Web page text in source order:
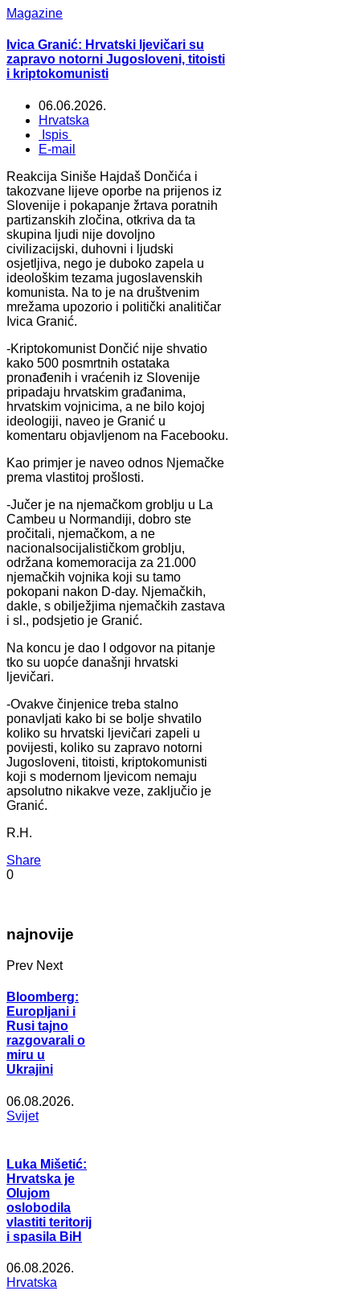
Magazine
Ivica Granić: Hrvatski ljevičari su
zapravo notorni Jugosloveni, titoisti
i kriptokomunisti
06.06.2026.
Hrvatska
Ispis
E-mail
Reakcija Siniše Hajdaš Dončića i
takozvane lijeve oporbe na prijenos iz
Slovenije i pokapanje žrtava poratnih
partizanskih zločina, otkriva da ta
skupina ljudi nije dovoljno
civilizacijski, duhovni i ljudski
osjetljiva, nego je duboko zapela u
ideološkim tezama jugoslavenskih
komunista. Na to je na društvenim
mrežama upozorio i politički analitičar
Ivica Granić.
-Kriptokomunist Dončić nije shvatio
kako 500 posmrtnih ostataka
pronađenih i vraćenih iz Slovenije
pripadaju hrvatskim građanima,
hrvatskim vojnicima, a ne bilo kojoj
ideologiji, naveo je Granić u
komentaru objavljenom na Facebooku.
Kao primjer je naveo odnos Njemačke
prema vlastitoj prošlosti.
-Jučer je na njemačkom groblju u La
Cambeu u Normandiji, dobro ste
pročitali, njemačkom, a ne
nacionalsocijalističkom groblju,
održana komemoracija za 21.000
njemačkih vojnika koji su tamo
pokopani nakon D-day. Njemačkih,
dakle, s obilježjima njemačkih zastava
i sl., podsjetio je Granić.
Na koncu je dao I odgovor na pitanje
tko su uopće današnji hrvatski
ljevičari.
-Ovakve činjenice treba stalno
ponavljati kako bi se bolje shvatilo
koliko su hrvatski ljevičari zapeli u
povijesti, koliko su zapravo notorni
Jugosloveni, titoisti, kriptokomunisti
koji s modernom ljevicom nemaju
apsolutno nikakve veze, zaključio je
Granić.
R.H.
Share
0
najnovije
Prev Next
Bloomberg:
Europljani i
Rusi tajno
razgovarali o
miru u
Ukrajini
06.08.2026.
Svijet
Luka Mišetić:
Hrvatska je
Olujom
oslobodila
vlastiti teritorij
i spasila BiH
06.08.2026.
Hrvatska